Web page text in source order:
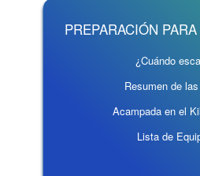
PREPARACIÓN
¿Cuándo
Resumen de
Acampada en el
Lista de